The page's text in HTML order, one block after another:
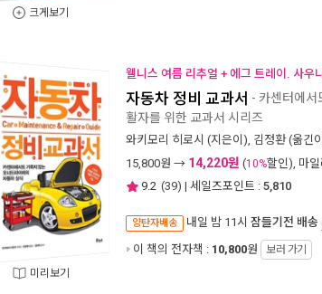
크게보기
미리보기
웰니스 여름 리추얼 + 에그 트레이. 사우
자동차 정비 교과서 - 카센터에서
활자를 위한 교과서 시리즈
와키모리 히로시 (지은이), 김정환(옮긴
15,800원 → 14,220원 (10%할인), 마일
9.2 (39) | 세일즈포인트 : 5,810
양탄자배송 내일 밤 11시 잠들기전 배송
이 책의 전자책 : 10,800원 보러 가기